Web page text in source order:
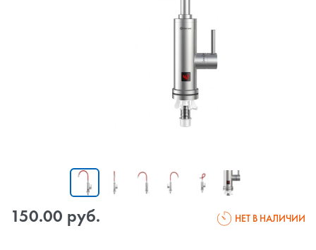
150.00 руб. НЕТ В НАЛИЧИИ